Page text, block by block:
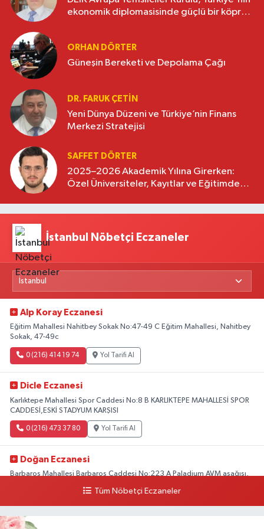
ekonomik diplomasisinde güçlü bir köprü
ORHAN DÖRTER
Güneşin Bereketi ve Depolama Çağı
DR. FARUK ÇETİN
Yeni Dünya Düzeni ve Türkiye’nin Finans
Merkezi Stratejisi
SAFFET DÖRTER
2025–2026 Akademik Yılına Girerken:
Özel Üniversiteler, Kayıtlar ve Eğitimde
İstanbul Nöbetçi Eczaneler
Alp Koray Eczanesi
Eğitim Mahallesi Nahitbey Sokak No:47-49 C Eğitim Mahallesi, Nahitbey
Sokak, 47-49c
0 (216) 414 19 74 Yol Tarifi Al
Dicle Eczanesi
Karlıktepe Mahallesi Spor Caddesi No:8 B KARLIKTEPE MAHALLESİ SPOR
CADDESİ,ESKİ STADYUM KARŞISI
0 (216) 473 37 80 Yol Tarifi Al
Doğan Eczanesi
Barbaros Mahallesi Barbaros Caddesi No:223 A Paladium AVM aşağısı,
Tüm Nöbetçi Eczaneler